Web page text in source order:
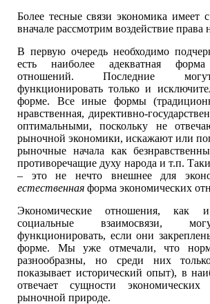
Более тесные связи экономика имеет
вначале рассмотрим воздействие права
В первую очередь необходимо
есть наиболее адекватная форма
отношений. Последние
функционировать только и
форме. Все иные формы
нравственная, директивно-
оптимальными, поскольку не
рыночной экономики, искажают или
рыночные начала как
противоречащие духу народа и т.п.
– это не нечто внешнее для
естественная форма экономических
Экономические отношения,
социальные взаимосвязи,
функционировать, если они
форме. Мы уже отмечали, что
разнообразны, но среди них
показывает исторический опыт), в
отвечает сущности
рыночной природе.